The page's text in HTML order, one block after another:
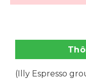
(Illy Espresso